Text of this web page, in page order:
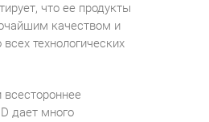
что ее продукты
качеством и
технологических
дает много